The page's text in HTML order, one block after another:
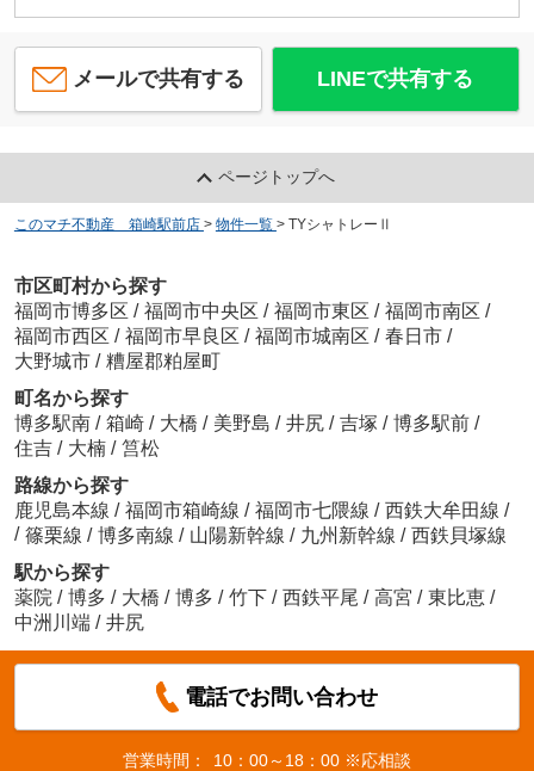
メールで共有する LINEで共有する
ページトップへ
このマチ不動産 箱崎駅前店 > 物件一覧 > TYシャトレーⅡ
市区町村から探す
福岡市博多区 / 福岡市中央区 / 福岡市東区 / 福岡市南区 /
福岡市西区 / 福岡市早良区 / 福岡市城南区 / 春日市 /
大野城市 / 糟屋郡粕屋町
町名から探す
博多駅南 / 箱崎 / 大橋 / 美野島 / 井尻 / 吉塚 / 博多駅前 /
住吉 / 大楠 / 筥松
路線から探す
鹿児島本線 / 福岡市箱崎線 / 福岡市七隈線 / 西鉄大牟田線 /
/ 篠栗線 / 博多南線 / 山陽新幹線 / 九州新幹線 / 西鉄貝塚線
駅から探す
薬院 / 博多 / 大橋 / 博多 / 竹下 / 西鉄平尾 / 高宮 / 東比恵 /
中洲川端 / 井尻
電話でお問い合わせ
営業時間：
10：00～18：00 ※応相談